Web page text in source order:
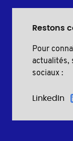
Restons
Pour
actualités,
sociaux :
LinkedIn